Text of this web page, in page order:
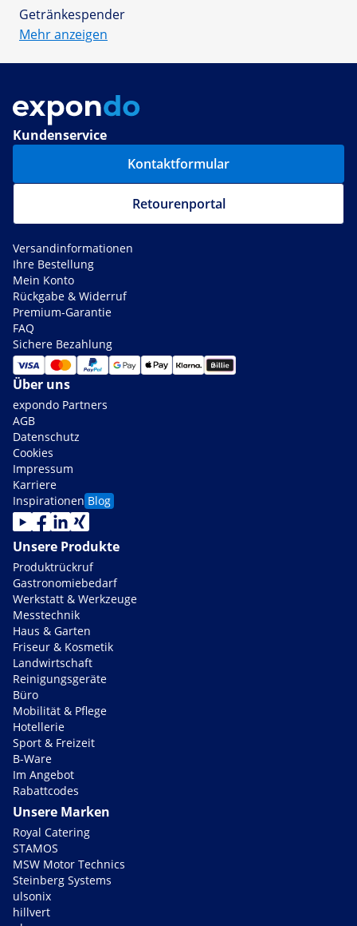
Getränkespender
Mehr anzeigen
Kundenservice
Kontaktformular
Retourenportal
Versandinformationen
Ihre Bestellung
Mein Konto
Rückgabe & Widerruf
Premium-Garantie
FAQ
Sichere Bezahlung
Über uns
expondo Partners
AGB
Datenschutz
Cookies
Impressum
Karriere
Inspirationen Blog
Unsere Produkte
Produktrückruf
Gastronomiebedarf
Werkstatt & Werkzeuge
Messtechnik
Haus & Garten
Friseur & Kosmetik
Landwirtschaft
Reinigungsgeräte
Büro
Mobilität & Pflege
Hotellerie
Sport & Freizeit
B-Ware
Im Angebot
Rabattcodes
Unsere Marken
Royal Catering
STAMOS
MSW Motor Technics
Steinberg Systems
ulsonix
hillvert